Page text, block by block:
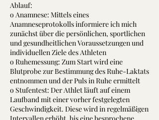
Ablauf:
o Anamnese: Mittels eines
Anamneseprotokolls informiere ich mich
zunächst über die persönlichen, sportlichen
und gesundheitlichen Voraussetzungen und
individuellen Ziele des Athleten
o Ruhemessung: Zum Start wird eine
Blutprobe zur Bestimmung des Ruhe-Laktats
entnommen und der Puls in Ruhe ermittelt
o Stufentest: Der Athlet läuft auf einem
Laufband mit einer vorher festgelegten
Geschwindigkeit. Diese wird in regelmäßigen